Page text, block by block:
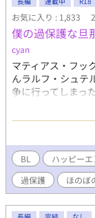
た旦那様で――！？
った……！」 怒鳴
られて困惑。 えっ
に必死なの？ 実は
ぎて「嫌われない
心配性スパダリ
が？」 「過保護す
のんきな妻（夫）
た二人が、甘々
愛のハッピーエン
お気に入り : 1,833
僕の過保護な旦
cyan
マティアス・フッ
んラルフ・シュテ
争に行ってしまっ
5年、戦争は終わ
いたが、そこに現
て待っていたら
ェーンメイルを着
様に僕は振り回さ
要素多め。 R18シ
那様が帰ってきま
二章で新たなスタ
ートするのか、マ
BL ハッピーエ
過保護
ほのぼ